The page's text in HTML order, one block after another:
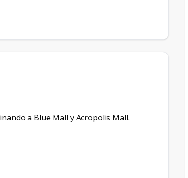
a Blue Mall y Acropolis Mall.